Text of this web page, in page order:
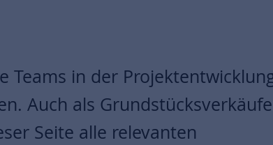
Teams in der
Auch als
Seite alle relevanten